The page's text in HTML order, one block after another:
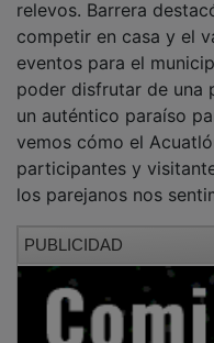
Con esta novena
reafirma su
las grandes citas